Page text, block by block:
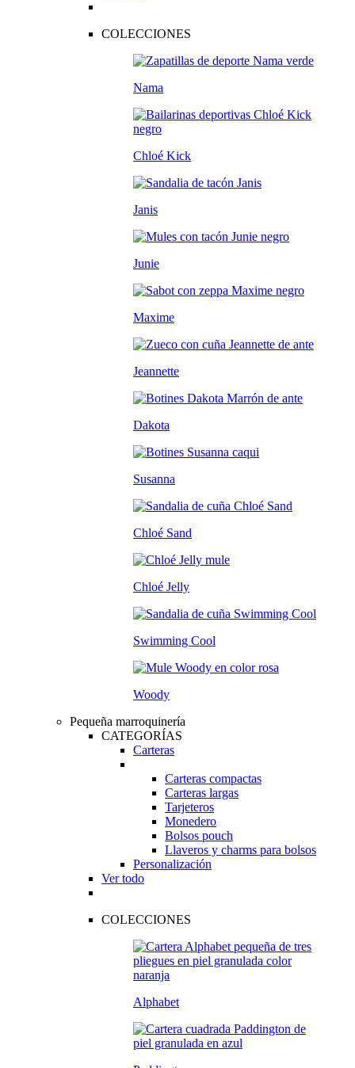
COLECCIONES
Nama
Chloé Kick
Janis
Junie
Maxime
Jeannette
Dakota
Susanna
Chloé Sand
Chloé Jelly
Swimming Cool
Woody
Pequeña marroquinería
CATEGORÍAS
Carteras
Carteras compactas
Carteras largas
Tarjeteros
Monedero
Bolsos pouch
Llaveros y charms para bolsos
Personalización
Ver todo
COLECCIONES
Alphabet